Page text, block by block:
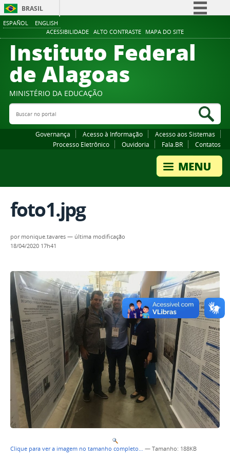
ESPAÑOL ENGLISH
ACESSIBILIDADE ALTO CONTRASTE MAPA DO SITE
BRASIL
Comunica BR
Participe
Canais
Instituto Federal
de Alagoas
MINISTÉRIO DA EDUCAÇÃO
Buscar no portal
Governança Acesso à Informação
Acesso aos Sistemas
Processo Eletrônico
Ouvidoria Fala.BR Contatos
foto1.jpg
por monique.tavares — última modificação
18/04/2020 17h41
Clique para ver a imagem no tamanho completo… — Tamanho: 188KB